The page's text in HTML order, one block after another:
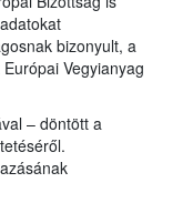
bizonyult, a
Vegyianyag
– döntött a